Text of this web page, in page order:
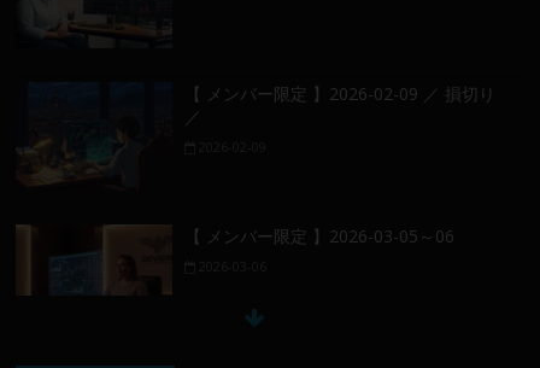
【 メンバー限定 】2026-02-09 ／ 損切り
／
【 メンバー限定 】2026-03-05～06